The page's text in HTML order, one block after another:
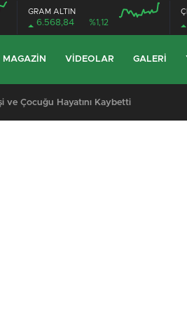
GRAM ALTIN
6.568,84 %1,12
MAGAZIN VIDEOLAR GALERI
ve Çocuğu Hayatını Kaybetti